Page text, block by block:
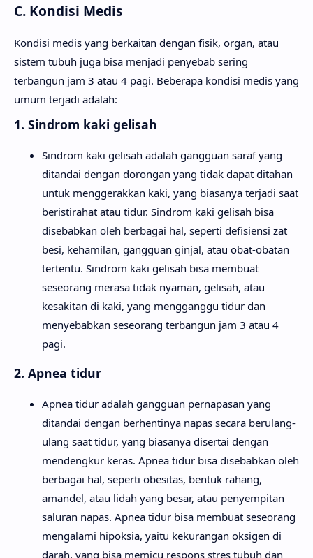
C. Kondisi Medis
Kondisi medis yang berkaitan dengan fisik, organ, atau
sistem tubuh juga bisa menjadi penyebab sering
terbangun jam 3 atau 4 pagi. Beberapa kondisi medis yang
umum terjadi adalah:
1. Sindrom kaki gelisah
Sindrom kaki gelisah adalah gangguan saraf yang
ditandai dengan dorongan yang tidak dapat ditahan
untuk menggerakkan kaki, yang biasanya terjadi saat
beristirahat atau tidur. Sindrom kaki gelisah bisa
disebabkan oleh berbagai hal, seperti defisiensi zat
besi, kehamilan, gangguan ginjal, atau obat-obatan
tertentu. Sindrom kaki gelisah bisa membuat
seseorang merasa tidak nyaman, gelisah, atau
kesakitan di kaki, yang mengganggu tidur dan
menyebabkan seseorang terbangun jam 3 atau 4
pagi.
2. Apnea tidur
Apnea tidur adalah gangguan pernapasan yang
ditandai dengan berhentinya napas secara berulang-
ulang saat tidur, yang biasanya disertai dengan
mendengkur keras. Apnea tidur bisa disebabkan oleh
berbagai hal, seperti obesitas, bentuk rahang,
amandel, atau lidah yang besar, atau penyempitan
saluran napas. Apnea tidur bisa membuat seseorang
mengalami hipoksia, yaitu kekurangan oksigen di
darah, yang bisa memicu respons stres tubuh dan